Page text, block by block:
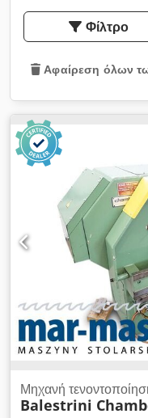
Φίλτρο
Αφαίρεση όλων
Μηχανή
Balestrini